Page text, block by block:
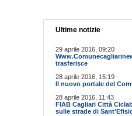
Ultime notizie
29 aprile 2016, 09:20
trasferisce
28 aprile 2016, 15:19
Il nuovo portale del
28 aprile 2016, 11:43
FIAB Cagliari Città
sulle strade di